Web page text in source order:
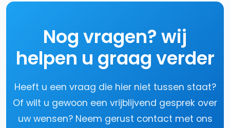
nog vragen? wij
helpen u graag verder
Heeft u een vraag die hier niet tussen staat?
Of wilt u gewoon een vrijblijvend gesprek over
uw wensen? Neem gerust contact met ons